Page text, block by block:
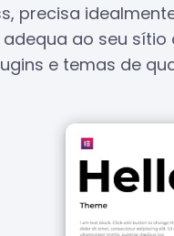
precisa
ao seu
e temas de